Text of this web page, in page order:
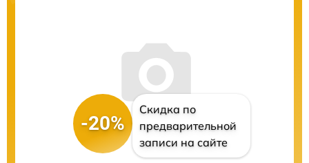
-20%
Скидка по
предварительной
записи на сайте